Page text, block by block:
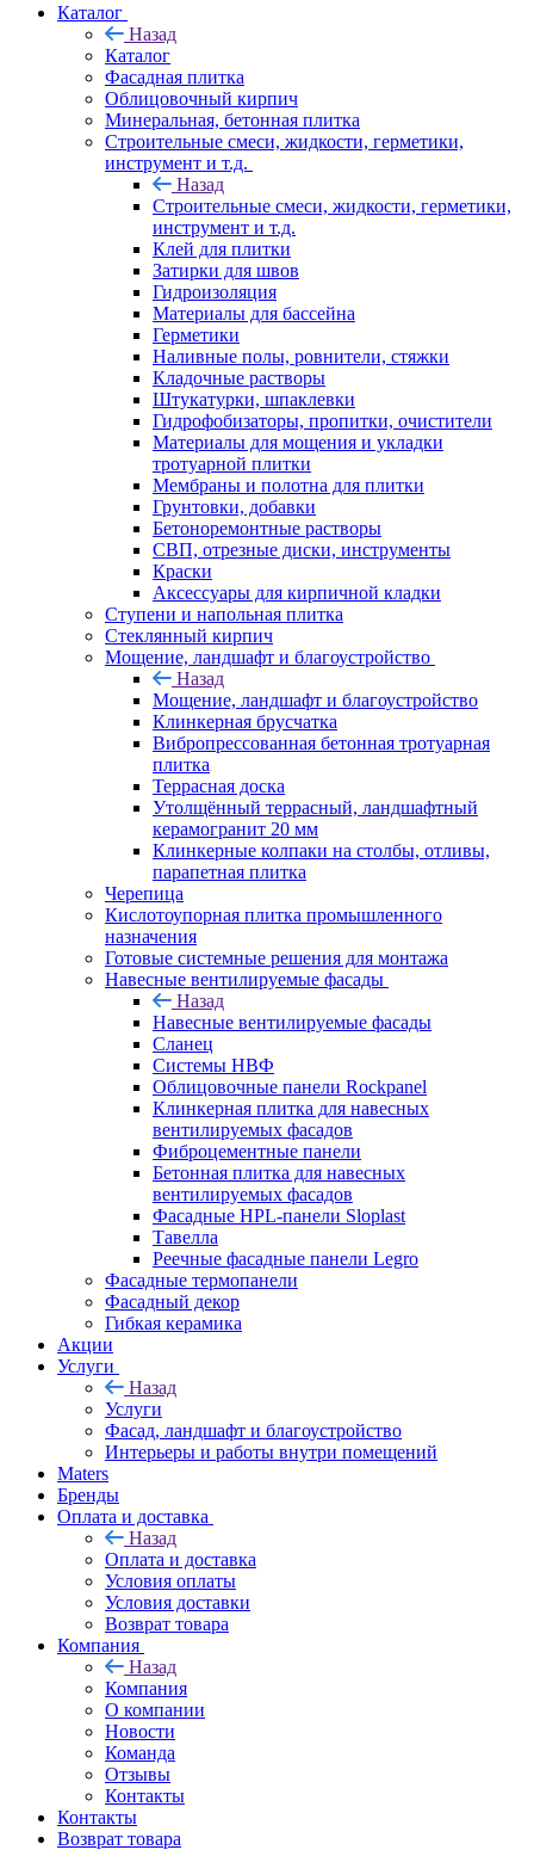
Каталог
Назад
Каталог
Фасадная плитка
Облицовочный кирпич
Минеральная, бетонная плитка
Строительные смеси, жидкости, герметики,
инструмент и т.д.
Назад
Строительные смеси, жидкости, герметики,
инструмент и т.д.
Клей для плитки
Затирки для швов
Гидроизоляция
Материалы для бассейна
Герметики
Наливные полы, ровнители, стяжки
Кладочные растворы
Штукатурки, шпаклевки
Гидрофобизаторы, пропитки, очистители
Материалы для мощения и укладки
тротуарной плитки
Мембраны и полотна для плитки
Грунтовки, добавки
Бетоноремонтные растворы
СВП, отрезные диски, инструменты
Краски
Аксессуары для кирпичной кладки
Ступени и напольная плитка
Cтеклянный кирпич
Мощение, ландшафт и благоустройство
Назад
Мощение, ландшафт и благоустройство
Клинкерная брусчатка
Вибропрессованная бетонная тротуарная
плитка
Террасная доска
Утолщённый террасный, ландшафтный
керамогранит 20 мм
Клинкерные колпаки на столбы, отливы,
парапетная плитка
Черепица
Кислотоупорная плитка промышленного
назначения
Готовые системные решения для монтажа
Навесные вентилируемые фасады
Назад
Навесные вентилируемые фасады
Сланец
Системы НВФ
Облицовочные панели Rockpanel
Клинкерная плитка для навесных
вентилируемых фасадов
Фиброцементные панели
Бетонная плитка для навесных
вентилируемых фасадов
Фасадные HPL-панели Sloplast
Тавелла
Реечные фасадные панели Legro
Фасадные термопанели
Фасадный декор
Гибкая керамика
Акции
Услуги
Назад
Услуги
Фасад, ландшафт и благоустройство
Интерьеры и работы внутри помещений
Maters
Бренды
Оплата и доставка
Назад
Оплата и доставка
Условия оплаты
Условия доставки
Возврат товара
Компания
Назад
Компания
О компании
Новости
Команда
Отзывы
Контакты
Контакты
Возврат товара